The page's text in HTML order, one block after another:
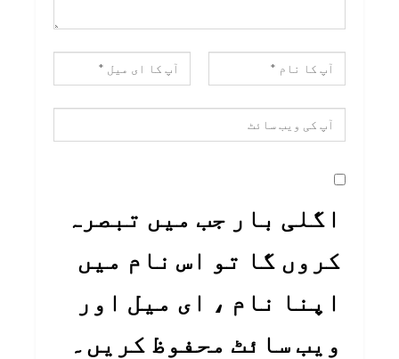
اگلی بار جب میں تبصرہ
کروں گا تو اس نام میں
اپنا نام ، ای میل اور
ویب سائٹ محفوظ کریں۔